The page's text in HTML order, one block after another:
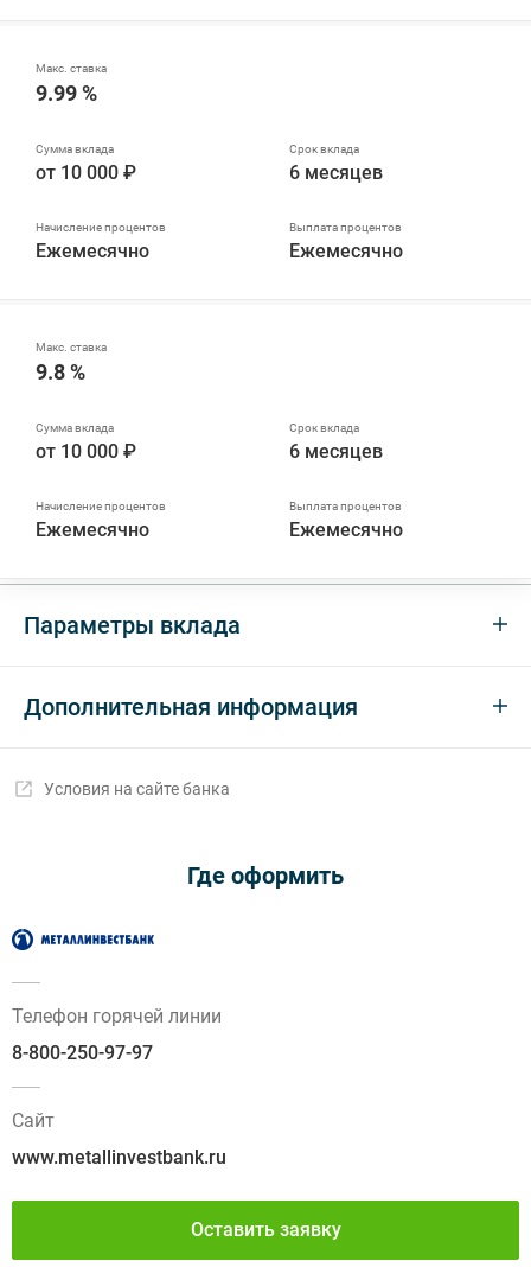
9.99 %
от 10 000 ₽ 6 месяцев
Ежемесячно Ежемесячно
9.8 %
от 10 000 ₽ 6 месяцев
Ежемесячно Ежемесячно
Параметры вклада
Дополнительная информация
Условия на сайте банка
Где оформить
Телефон горячей линии
8-800-250-97-97
Сайт
www.metallinvestbank.ru
Оставить заявку